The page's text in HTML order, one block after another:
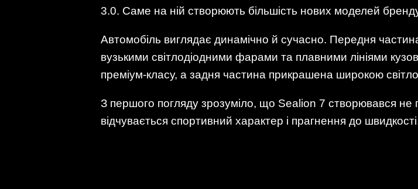
3.0. Саме на ній створюють більшість нових моделей
Автомобіль виглядає динамічно й сучасно. Передня
вузькими світлодіодними фарами та плавними лініями
преміум-класу, а задня частина прикрашена широкою
З першого погляду зрозуміло, що Sealion 7 створювався не
відчувається спортивний характер і прагнення до